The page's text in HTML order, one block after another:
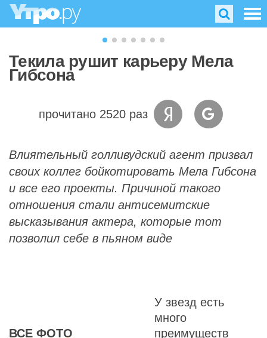
Текила рушит карьеру Мела
Гибсона
прочитано 2520 раз
Влиятельный голливудский агент призвал
своих коллег бойкотировать Мела Гибсона
и все его проекты. Причиной такого
отношения стали антисемитские
высказывания актера, которые тот
позволил себе в пьяном виде
ВСЕ ФОТО
У звезд есть
много
преимуществ